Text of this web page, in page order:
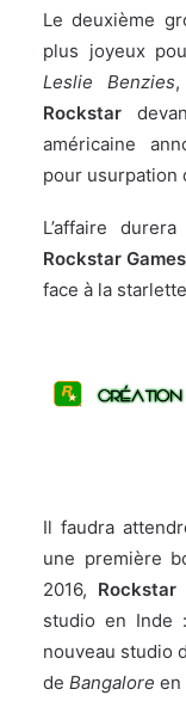
Le deuxième
plus joyeux
Leslie Benzies,
Rockstar
américaine
pour usurpation
L’affaire
Rockstar Games
face à la
Il faudra
une première
2016, Rockstar
studio en Inde :
nouveau studio
de Bangalore en